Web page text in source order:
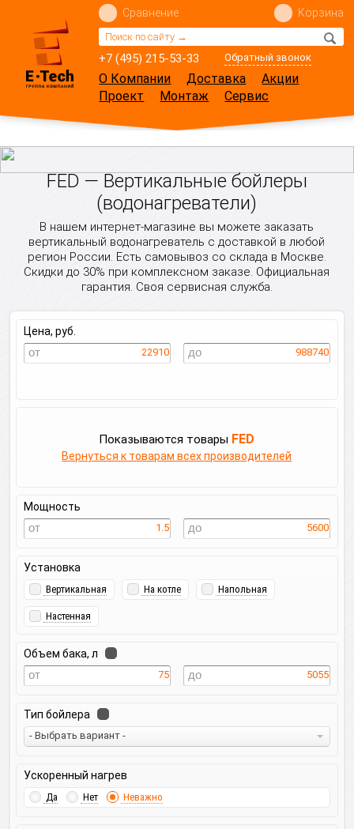
+7 (495) 215-53-33 Обратный звонок
Сравнение Корзина
О Компании Доставка
Акции
Проект
Монтаж Сервис
FED — Вертикальные бойлеры
(водонагреватели)
В нашем интернет-магазине вы можете заказать
вертикальный водонагреватель с доставкой в любой
регион России. Есть самовывоз со склада в Москве.
Скидки до 30% при комплексном заказе. Официальная
гарантия. Своя сервисная служба.
Цена, руб.
22910 988740
Показываются товары FED
Вернуться к товарам всех производителей
Мощность
1.5 5600
Установка
Вертикальная На котле Напольная
Настенная
Объем бака, л
75 5055
Тип бойлера
- Выбрать вариант -
Ускоренный нагрев
Да Нет Неважно